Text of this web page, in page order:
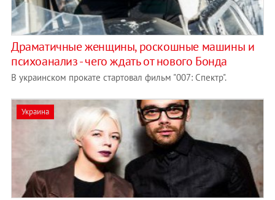
Драматичные женщины, роскошные машины и
психоанализ - чего ждать от нового Бонда
В украинском прокате стартовал фильм "007: Спектр".
Украина